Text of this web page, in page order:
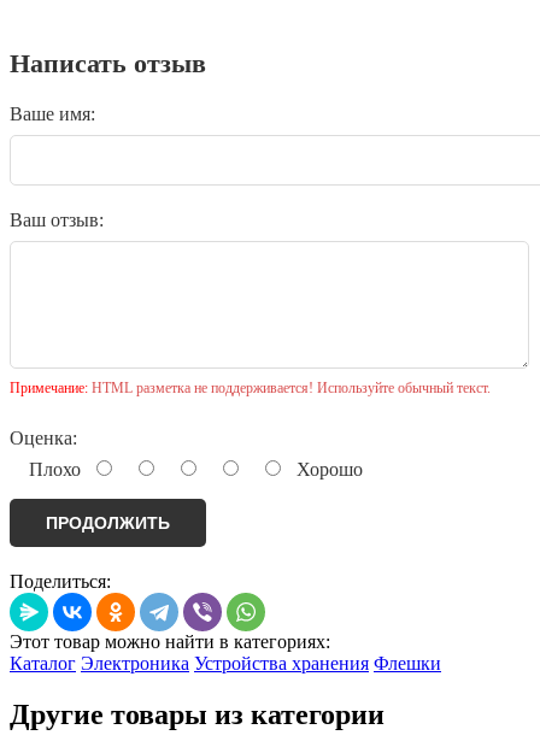
Написать отзыв
Ваше имя:
Ваш отзыв:
Примечание: HTML разметка не поддерживается! Используйте обычный текст.
Оценка:
Плохо
Хорошо
ПРОДОЛЖИТЬ
Поделиться:
Этот товар можно найти в категориях:
Каталог Электроника Устройства хранения Флешки
Другие товары из категории